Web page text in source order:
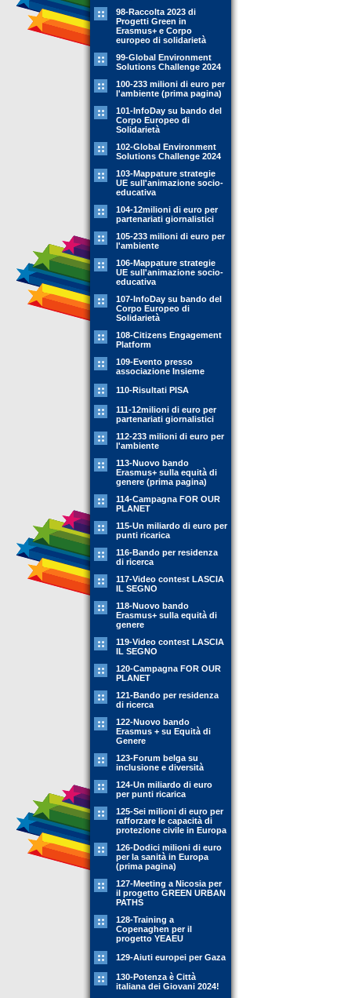
98-Raccolta 2023 di
Progetti Green in
Erasmus+ e Corpo
europeo di solidarietà
99-Global Environment
Solutions Challenge 2024
100-233 milioni di euro per
l'ambiente (prima pagina)
101-InfoDay su bando del
Corpo Europeo di
Solidarietà
102-Global Environment
Solutions Challenge 2024
103-Mappature strategie
UE sull'animazione socio-
educativa
104-12milioni di euro per
partenariati giornalistici
105-233 milioni di euro per
l'ambiente
106-Mappature strategie
UE sull'animazione socio-
educativa
107-InfoDay su bando del
Corpo Europeo di
Solidarietà
108-Citizens Engagement
Platform
109-Evento presso
associazione Insieme
110-Risultati PISA
111-12milioni di euro per
partenariati giornalistici
112-233 milioni di euro per
l'ambiente
113-Nuovo bando
Erasmus+ sulla equità di
genere (prima pagina)
114-Campagna FOR OUR
PLANET
115-Un miliardo di euro per
punti ricarica
116-Bando per residenza
di ricerca
117-Video contest LASCIA
IL SEGNO
118-Nuovo bando
Erasmus+ sulla equità di
genere
119-Video contest LASCIA
IL SEGNO
120-Campagna FOR OUR
PLANET
121-Bando per residenza
di ricerca
122-Nuovo bando
Erasmus + su Equità di
Genere
123-Forum belga su
inclusione e diversità
124-Un miliardo di euro
per punti ricarica
125-Sei milioni di euro per
rafforzare le capacità di
protezione civile in Europa
126-Dodici milioni di euro
per la sanità in Europa
(prima pagina)
127-Meeting a Nicosia per
il progetto GREEN URBAN
PATHS
128-Training a
Copenaghen per il
progetto YEAEU
129-Aiuti europei per Gaza
130-Potenza è Città
italiana dei Giovani 2024!